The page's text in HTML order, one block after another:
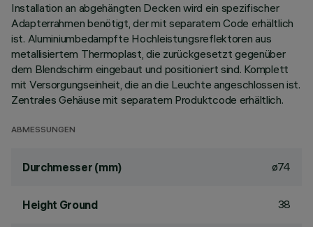
Installation an abgehängten Decken wird ein spezifischer
Adapterrahmen benötigt, der mit separatem Code erhältlich
ist. Aluminiumbedampfte Hochleistungsreflektoren aus
metallisiertem Thermoplast, die zurückgesetzt gegenüber
dem Blendschirm eingebaut und positioniert sind. Komplett
mit Versorgungseinheit, die an die Leuchte angeschlossen ist.
Zentrales Gehäuse mit separatem Produktcode erhältlich.
ABMESSUNGEN
Durchmesser (mm) ø74
Height Ground 38